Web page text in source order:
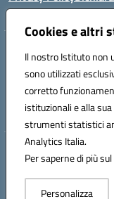
Cookies e altri
Il nostro Istituto non
sono utilizzati
corretto
istituzionali e alla
strumenti statistici
Analytics Italia.
Per saperne di più
Personalizza
Istituto Comprensivo
Via Cupa
Tel. +39 0818834377 -
Email:
Hosting